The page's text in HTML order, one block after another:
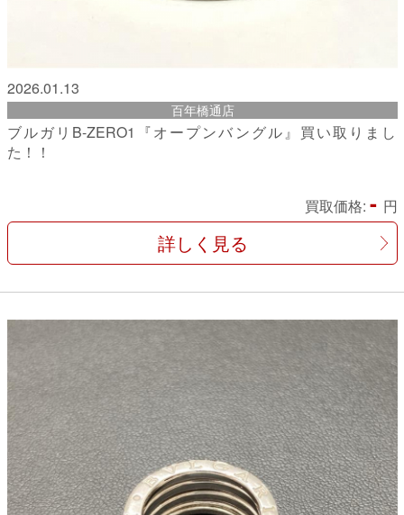
2026.01.13
百年橋通店
ブルガリB-ZERO1『オープンバングル』買い取りまし
た！！
買取価格: - 円
詳しく見る